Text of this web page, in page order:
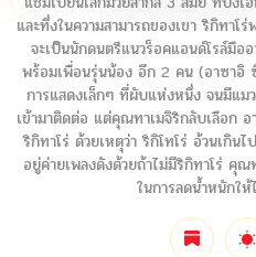
และทึ่งในความสามารถของเขา ริกิทาโ
จะเป็นนักดนตรีแนวร็อคแอนด์โรล์มือ
พร้อมเพื่อนรุ่นน้อง อีก 2 คน (อาซาอิ
การแสดงเล็กๆ ที่ผับแห่งหนึ่ง จนมีแม
เข้ามาติดต่อ แต่คุณทาเมจิริกลับเลือก
ริกิทาโร่ ด้วยเหตุว่า ริกิโทโร่ อ้วนเกิน
อยู่ค่ายเพลงดังด้วยถ้าไม่มีริกิทาโร่ คุ
ในการลดน้ำหนักใ